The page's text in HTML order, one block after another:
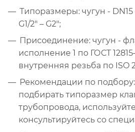
Типоразмеры: чугун - DN15
G1/2" – G2";
Присоединение: чугун -
исполнение 1 по ГОСТ
внутренняя резьба по ISO
Рекомендации по
подбирать типоразмер
трубопровода,
консультируйтесь со